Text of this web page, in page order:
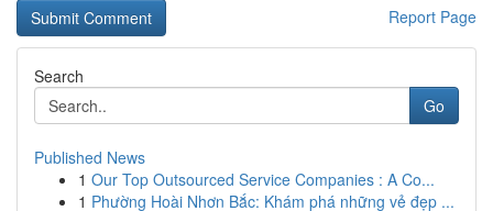
Report Page
Search
Go
Published News
1 Our Top Outsourced Service Companies : A Co...
1 Phường Hoài Nhơn Bắc: Khám phá những vẻ đẹp ...